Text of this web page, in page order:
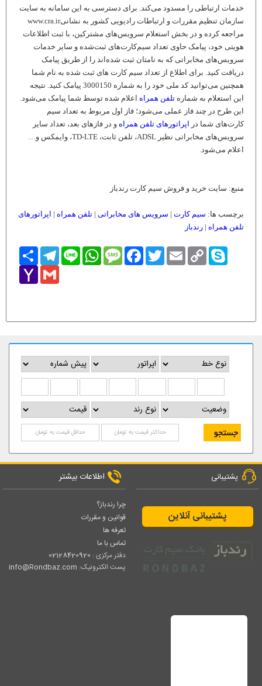
خدمات ارتباطی را مسدود می‌کند برای دسترسی به این سامانه به سایت
سازمان تنظیم مقررات و ارتباطات رادیویی کشور به نشانیwww.cra.ir
مراجعه کرده و در بخش استعلام سرویس‌های مشترکین، با ثبت اطلاعات
هویتی خود، پیامک حاوی تعداد سیم‌کارت‌های ثبت‌شده و سایر خدمات
سرویس‌های مخابراتی که به نامتان ثبت شده‌اند را از طریق پیامک
دریافت کنید. برای اطلاع از تعداد سیم کارت های ثبت شده به نام شما
همچنین می‌‌توانید کد ملی خود را به شماره 3000150 پیامک کنید. نتیجه
این استعلام به شماره تلفن همراه اعلام‌ شده توسط شما پیامک می‌شود.
این طرح در چند فاز عملی می‌شود؛ فاز اول مربوط به تعداد سیم‌
کارت‌های شما در اپراتورهای تلفن همراه و در فازهای بعد، تعداد سایر
سرویس‌های مخابراتی نظیر ADSL، تلفن ثابت، TD-LTE، وایمکس و…
اعلام می‌شود
منبع: سایت خرید و فروش سیم کارت رندباز
برچسب ها: سیم کارت | سرویس های مخابراتی | تلفن همراه | اپراتورهای
تلفن همراه | رندباز
اشتراکTelegram Line
WhatsAppMessageFacebookTwitter Email
Copy
Link
Skype
Yahoo
Mail
Gmail
پشتیبانی
پشتیبانی آنلاین
اطلاعات بیشتر
چرا رندباز؟
قوانین و مقررات
تعرفه ها
تماس با ما
دفتر مرکزی : 02128420920
پست الکترونیک: info@Rondbaz.com